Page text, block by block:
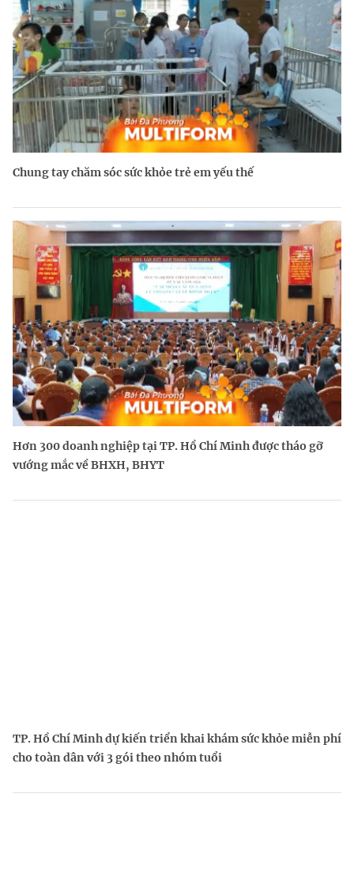
Chung tay chăm sóc sức khỏe trẻ em yếu thế
Hơn 300 doanh nghiệp tại TP. Hồ Chí Minh được tháo gỡ
vướng mắc về BHXH, BHYT
TP. Hồ Chí Minh dự kiến triển khai khám sức khỏe miễn phí
cho toàn dân với 3 gói theo nhóm tuổi